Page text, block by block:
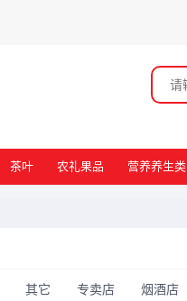
茶叶 农礼果品 营养养生类
其它 专卖店 烟酒店